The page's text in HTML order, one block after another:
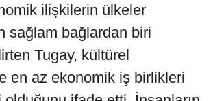
ilişkilerin ülkeler
sağlam bağlardan biri
Tugay, kültürel
en az ekonomik iş birlikleri